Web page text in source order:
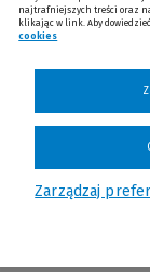
najtrafniejszych treści oraz
klikając w link. Aby
cookies
Zarządzaj